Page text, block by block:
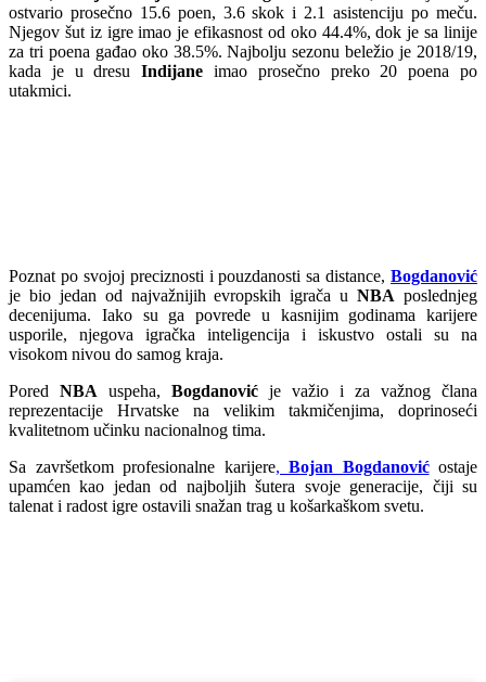
ostvario prosečno 15.6 poen, 3.6 skok i 2.1 asistenciju po meču.
Njegov šut iz igre imao je efikasnost od oko 44.4%, dok je sa linije
za tri poena gađao oko 38.5%. Najbolju sezonu beležio je 2018/19,
kada je u dresuIndijane imao prosečno preko 20 poena po
utakmici.
Poznat po svojoj preciznosti i pouzdanosti sa distance, Bogdanović
je bio jedan od najvažnijih evropskih igrača uNBA poslednjeg
decenijuma. Iako su ga povrede u kasnijim godinama karijere
usporile, njegova igračka inteligencija i iskustvo ostali su na
visokom nivou do samog kraja.
Pored NBA uspeha, Bogdanović je važio i za važnog člana
reprezentacije Hrvatske na velikim takmičenjima, doprinoseći
kvalitetnom učinku nacionalnog tima.
Sa završetkom profesionalne karijere, Bojan Bogdanovićostaje
upamćen kao jedan od najboljih šutera svoje generacije, čiji su
talenat i radost igre ostavili snažan trag u košarkaškom svetu.